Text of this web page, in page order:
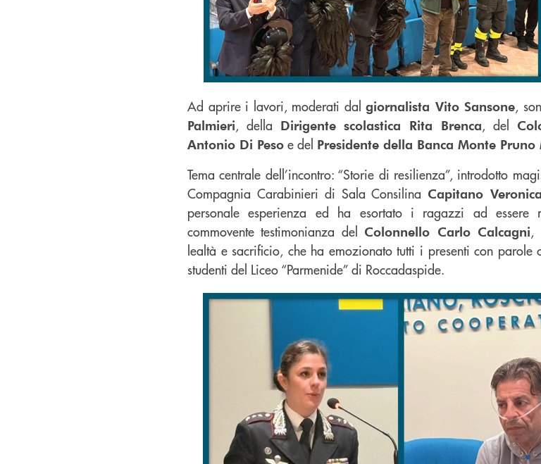
Ad aprire i lavori, moderati dalgiornalista Vito Sansone,
Palmieri, della Dirigente scolastica Rita Brenca, del
Antonio Di Peso e del Presidente della Banca Monte
Tema centrale dell’incontro: “Storie di resilienza”, introdotto
Compagnia Carabinieri di Sala Consilina Capitano
personale esperienza ed ha esortato i ragazzi ad essere
commovente testimonianza del Colonnello Carlo Calcagni,
lealtà e sacrificio, che ha emozionato tutti i presenti con parole
studenti del Liceo “Parmenide” di Roccadaspide.